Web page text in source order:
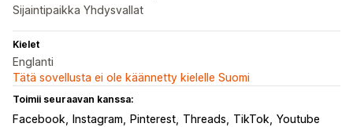
Sijaintipaikka Yhdysvallat
Kielet
Englanti
Tätä sovellusta ei ole käännetty kielelle Suomi
Toimii seuraavan kanssa:
Facebook Instagram Pinterest Threads TikTok Youtube